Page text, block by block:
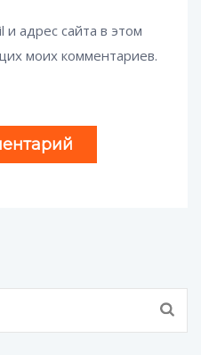
адрес сайта в этом
моих комментариев.